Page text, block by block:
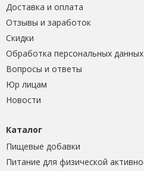
Доставка и оплата
Отзывы и заработок
Скидки
Обработка персональных данных
Вопросы и ответы
Юр лицам
Новости
Каталог
Пищевые добавки
Питание для физической